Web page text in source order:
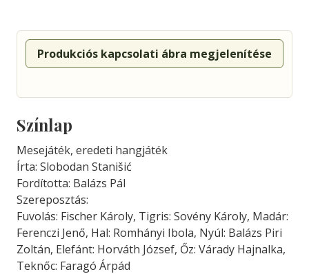
Produkciós kapcsolati ábra megjelenítése
Színlap
Mesejáték, eredeti hangjáték
Írta: Slobodan Stanišić
Fordította: Balázs Pál
Szereposztás:
Fuvolás: Fischer Károly, Tigris: Sovény Károly, Madár:
Ferenczi Jenő, Hal: Romhányi Ibola, Nyúl: Balázs Piri
Zoltán, Elefánt: Horváth József, Őz: Várady Hajnalka,
Teknőc: Faragó Árpád